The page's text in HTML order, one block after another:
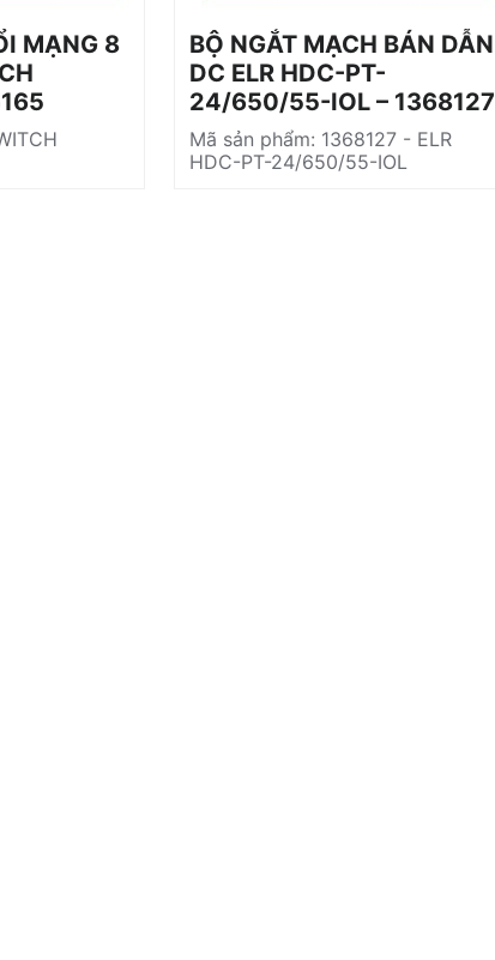
MẠNG 8
BỘ NGẮT MẠCH BÁN DẪN
DC ELR HDC-PT-
24/650/55-IOL – 1368127
Mã sản phẩm: 1368127 - ELR
HDC-PT-24/650/55-IOL